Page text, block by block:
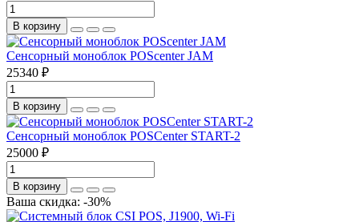
В корзину
Сенсорный моноблок POScenter JAM
25340 ₽
В корзину
Сенсорный моноблок POSCenter START-2
25000 ₽
В корзину
Ваша скидка: -30%